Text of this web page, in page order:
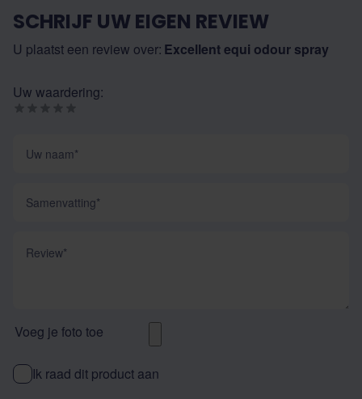
SCHRIJF UW EIGEN REVIEW
U plaatst een review over: Excellent equi odour spray
Uw waardering:
Voeg je foto toe
Ik raad dit product aan